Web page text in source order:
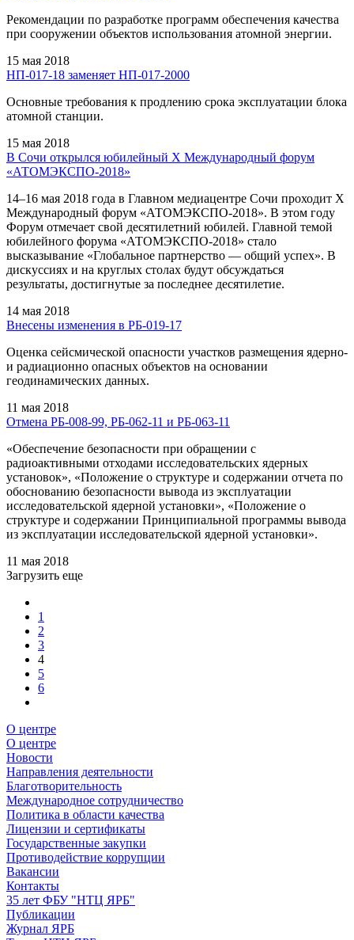
Рекомендации по разработке программ обеспечения качества
при сооружении объектов использования атомной энергии.
15 мая 2018
НП-017-18 заменяет НП-017-2000
Основные требования к продлению срока эксплуатации блока
атомной станции.
15 мая 2018
В Сочи открылся юбилейный X Международный форум
«АТОМЭКСПО-2018»
14–16 мая 2018 года в Главном медиацентре Сочи проходит X
Международный форум «АТОМЭКСПО-2018». В этом году
Форум отмечает свой десятилетний юбилей. Главной темой
юбилейного форума «АТОМЭКСПО-2018» стало
высказывание «Глобальное партнерство — общий успех». В
дискуссиях и на круглых столах будут обсуждаться
результаты, достигнутые за последнее десятилетие.
14 мая 2018
Внесены изменения в РБ-019-17
Оценка сейсмической опасности участков размещения ядерно-
и радиационно опасных объектов на основании
геодинамических данных.
11 мая 2018
Отмена РБ-008-99, РБ-062-11 и РБ-063-11
«Обеспечение безопасности при обращении с
радиоактивными отходами исследовательских ядерных
установок», «Положение о структуре и содержании отчета по
обоснованию безопасности вывода из эксплуатации
исследовательской ядерной установки», «Положение о
структуре и содержании Принципиальной программы вывода
из эксплуатации исследовательской ядерной установки».
11 мая 2018
Загрузить еще
1
2
3
4
5
6
О центре
О центре
Новости
Направления деятельности
Благотворительность
Международное сотрудничество
Политика в области качества
Лицензии и сертификаты
Государственные закупки
Противодействие коррупции
Вакансии
Контакты
35 лет ФБУ "НТЦ ЯРБ"
Публикации
Журнал ЯРБ